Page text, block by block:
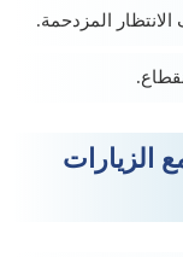
المزدحمة.
الزيارات